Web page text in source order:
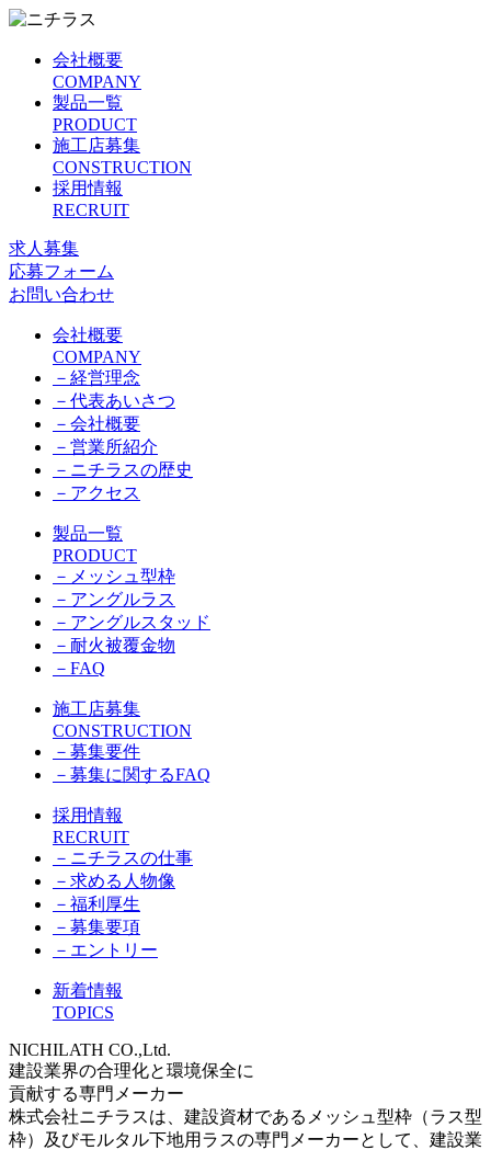
会社概要
COMPANY
製品一覧
PRODUCT
施工店募集
CONSTRUCTION
採用情報
RECRUIT
求人募集
応募フォーム
お問い合わせ
会社概要
COMPANY
－ 経営理念
－ 代表あいさつ
－ 会社概要
－ 営業所紹介
－ ニチラスの歴史
－ アクセス
製品一覧
PRODUCT
－ メッシュ型枠
－ アングルラス
－ アングルスタッド
－ 耐火被覆金物
－ FAQ
施工店募集
CONSTRUCTION
－ 募集要件
－ 募集に関するFAQ
採用情報
RECRUIT
－ ニチラスの仕事
－ 求める人物像
－ 福利厚生
－ 募集要項
－ エントリー
新着情報
TOPICS
NICHILATH CO.,Ltd.
建設業界の合理化と環境保全に
貢献する専門メーカー
株式会社ニチラスは、建設資材であるメッシュ型枠（ラス型
枠）及びモルタル下地用ラスの専門メーカーとして、建設業